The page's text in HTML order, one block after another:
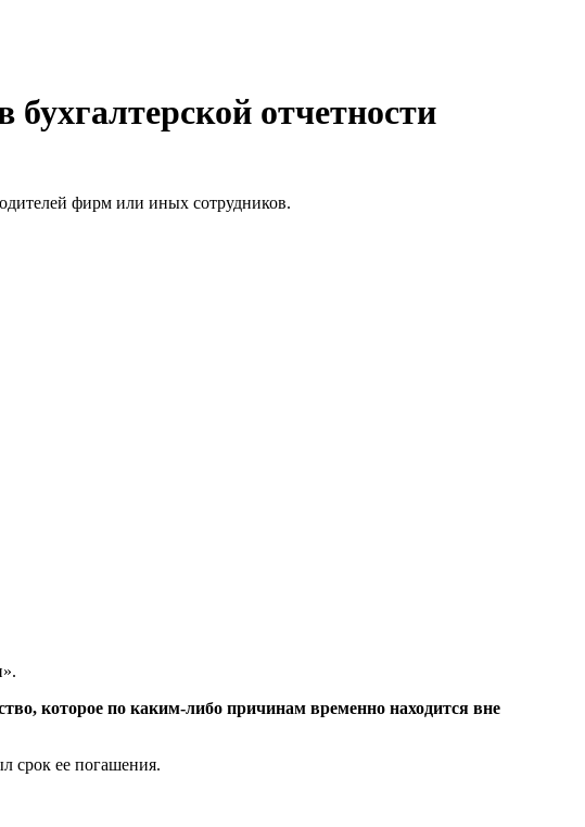
бухгалтерской отчетности
фирм или иных сотрудников.
которое по каким-либо причинам временно находится вне
срок ее погашения.